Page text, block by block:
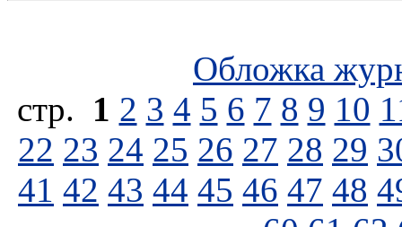
Обложка
стp. 1 2 3 4 5 6 7 8 9 10
22 23 24 25 26 27 28 29
41 42 43 44 45 46 47 48